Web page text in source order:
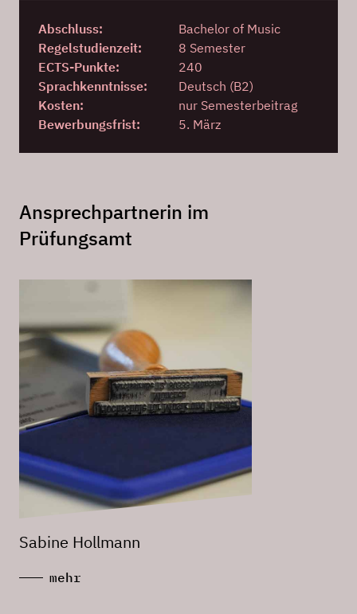
Abschluss:
Bachelor of Music
Regelstudienzeit:
8 Semester
ECTS-Punkte:
240
Sprachkenntnisse:
Deutsch (B2)
Kosten:
nur Semesterbeitrag
Bewerbungsfrist:
5. März
Ansprechpartnerin im
Prüfungsamt
Sabine Hollmann
mehr